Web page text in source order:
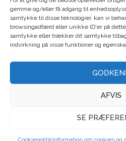
gemme og/eller få adgang til
samtykke til disse teknologier, kan vi
browsingadfærd eller unikke ID'er på
samtykke eller trækker dit samtykke
indvirkning på visse funktioner og
AFVIS
SE
CookiepolitikInformation om cookies
n
s
k
e
s
e
På lager
Dwarf Pink Passion